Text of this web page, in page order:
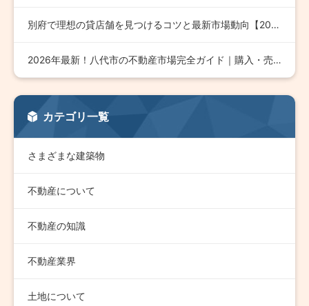
別府で理想の貸店舗を見つけるコツと最新市場動向【2026年版…
2026年最新！八代市の不動産市場完全ガイド｜購入・売却・投…
カテゴリ一覧
さまざまな建築物
不動産について
不動産の知識
不動産業界
土地について